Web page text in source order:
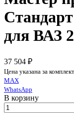
для ВАЗ
37 504 ₽
Цена указана за комплект
MAX
WhatsApp
В корзину